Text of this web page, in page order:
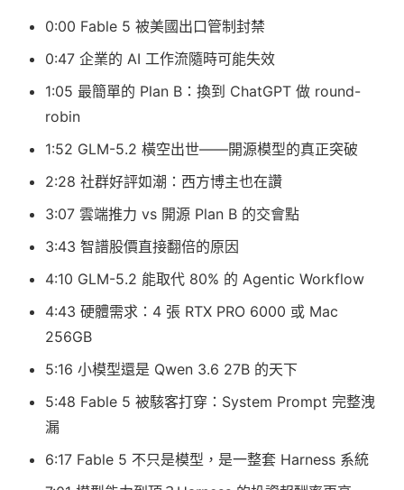
0:00 Fable 5 被美國出口管制封禁
0:47 企業的 AI 工作流隨時可能失效
1:05 最簡單的 Plan B：換到 ChatGPT 做 round-
robin
1:52 GLM-5.2 橫空出世——開源模型的真正突破
2:28 社群好評如潮：西方博主也在讚
3:07 雲端推力 vs 開源 Plan B 的交會點
3:43 智譜股價直接翻倍的原因
4:10 GLM-5.2 能取代 80% 的 Agentic Workflow
4:43 硬體需求：4 張 RTX PRO 6000 或 Mac
256GB
5:16 小模型還是 Qwen 3.6 27B 的天下
5:48 Fable 5 被駭客打穿：System Prompt 完整洩
漏
6:17 Fable 5 不只是模型，是一整套 Harness 系統